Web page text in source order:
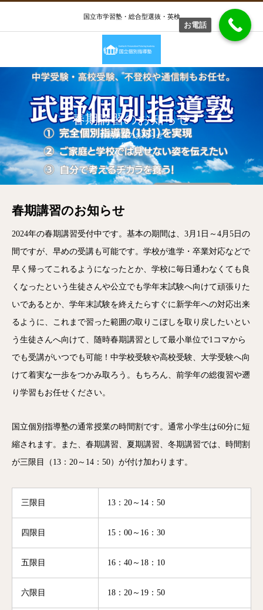
国立市学習塾・総合型選抜・英検
春期講習のお知らせ
春期講習のお知らせ
春期講習のお知らせ
2024年の春期講習受付中です。基本の期間は、3月1日～4月5日の
間ですが、早めの受講も可能です。学校が進学・卒業対応などで
早く帰ってこれるようになったとか、学校に毎日通わなくても良
くなったという生徒さんや公立でも学年末試験へ向けて頑張りた
いであるとか、学年末試験を終えたらすぐに新学年への対応出来
るように、これまで習った範囲の取りこぼしを取り戻したいとい
う生徒さんへ向けて、随時春期講習として最小単位で1コマから
でも受講がいつでも可能！中学校受験や高校受験、大学受験へ向
けて着実な一歩をつかみ取ろう。もちろん、前学年の総復習や遡
り学習もお任せください。
国立個別指導塾の通常授業の時間割です。通常小学生は60分に短
縮されます。また、春期講習、夏期講習、冬期講習では、時間割
が三限目（13：20～14：50）が付け加わります。
三限目 13：20～14：50
四限目 15：00～16：30
五限目 16：40～18：10
六限目 18：20～19：50
お電話